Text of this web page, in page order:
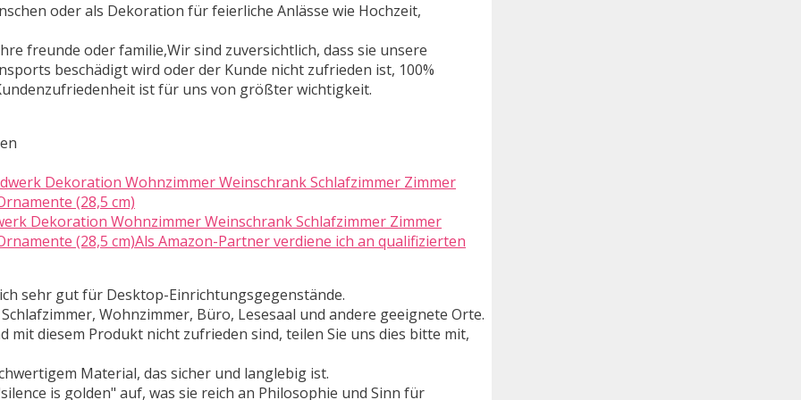
oder als Dekoration für feierliche Anlässe wie Hochzeit,
freunde oder familie,Wir sind zuversichtlich, dass sie unsere
beschädigt wird oder der Kunde nicht zufrieden ist, 100%
ist für uns von größter wichtigkeit.
Dekoration Wohnzimmer Weinschrank Schlafzimmer Zimmer
(28,5 cm)Als Amazon-Partner verdiene ich an qualifizierten
sehr gut für Desktop-Einrichtungsgegenstände.
Wohnzimmer, Büro, Lesesaal und andere geeignete Orte.
mit diesem Produkt nicht zufrieden sind, teilen Sie uns dies bitte mit,
Material, das sicher und langlebig ist.
is golden" auf, was sie reich an Philosophie und Sinn für